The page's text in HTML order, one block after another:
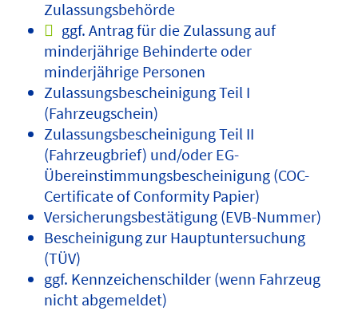
Zulassungsbehörde
ggf. Antrag für die Zulassung auf
minderjährige Behinderte oder
minderjährige Personen
Zulassungsbescheinigung Teil I
(Fahrzeugschein)
Zulassungsbescheinigung Teil II
(Fahrzeugbrief) und/oder EG-
Übereinstimmungsbescheinigung (COC-
Certificate of Conformity Papier)
Versicherungsbestätigung (EVB-Nummer)
Bescheinigung zur Hauptuntersuchung
(TÜV)
ggf. Kennzeichenschilder (wenn Fahrzeug
nicht abgemeldet)